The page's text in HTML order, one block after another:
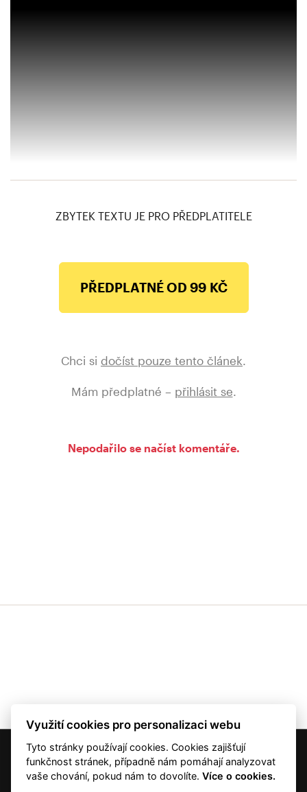
ZBYTEK TEXTU JE PRO PŘEDPLATITELE
PŘEDPLATNÉ OD 99 KČ
Chci si dočíst pouze tento článek
Mám předplatné – přihlásit se
Nepodařilo se načíst komentáře.
© 2001 — 2026 Copyright CMI News a dodavatelé obsahu. |
Využití cookies pro personalizaci webu
Tyto stránky používají cookies. Cookies zajišťují
funkčnost stránek, případně nám pomáhají analyzovat
vaše chování, pokud nám to dovolíte.Více o cookies.